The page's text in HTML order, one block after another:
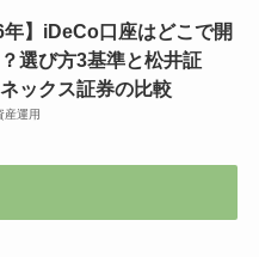
年】iDeCo口座はどこで開
選び方3基準と松井証
ックス証券の比較
産運用